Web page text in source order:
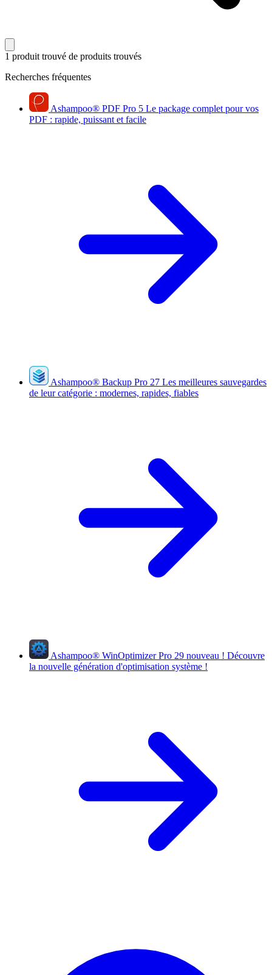
1 produit trouvé de produits trouvés
Recherches fréquentes
Ashampoo® PDF Pro 5 Le package complet pour vos
PDF : rapide, puissant et facile
Ashampoo® Backup Pro 27 Les meilleures sauvegardes
de leur catégorie : modernes, rapides, fiables
Ashampoo® WinOptimizer Pro 29 nouveau ! Découvre
la nouvelle génération d'optimisation système !